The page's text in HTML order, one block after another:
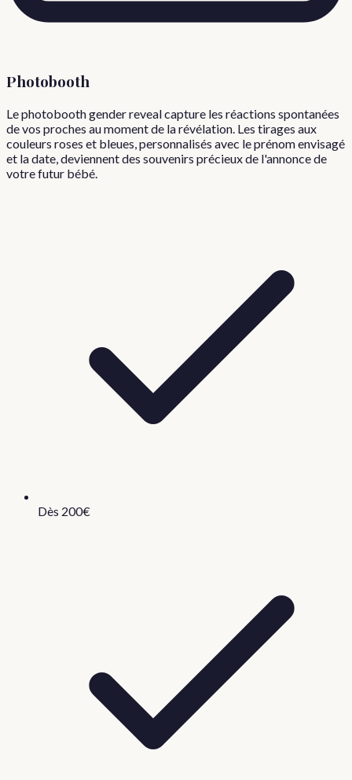
Photobooth
Le photobooth gender reveal capture les réactions spontanées
de vos proches au moment de la révélation. Les tirages aux
couleurs roses et bleues, personnalisés avec le prénom envisagé
et la date, deviennent des souvenirs précieux de l'annonce de
votre futur bébé.
Dès 200€